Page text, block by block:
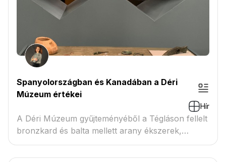
Spanyolországban és Kanadában a Déri
Múzeum értékei
Hír
A Déri Múzeum gyűjteményéből a Tégláson fellelt
bronzkard és balta mellett arany ékszerek,
csonteszk...